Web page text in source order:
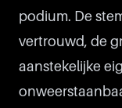
podium. De
vertrouwd, de
aanstekelijke